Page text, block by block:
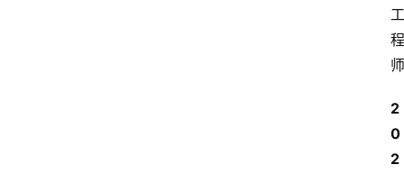
工
程
师
2
0
2